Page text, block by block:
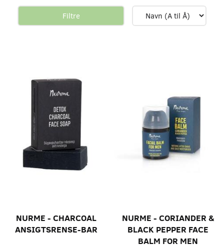
Filtre
NURME - CHARCOAL
ANSIGTSRENSE-BAR
NURME - CORIANDER &
BLACK PEPPER FACE
BALM FOR MEN